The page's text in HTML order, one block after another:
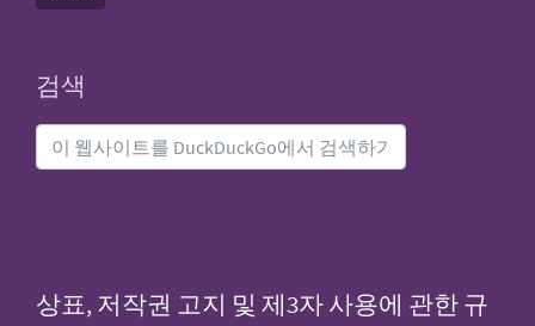
검색
상표, 저작권 고지 및 제3자 사용에 관한 규